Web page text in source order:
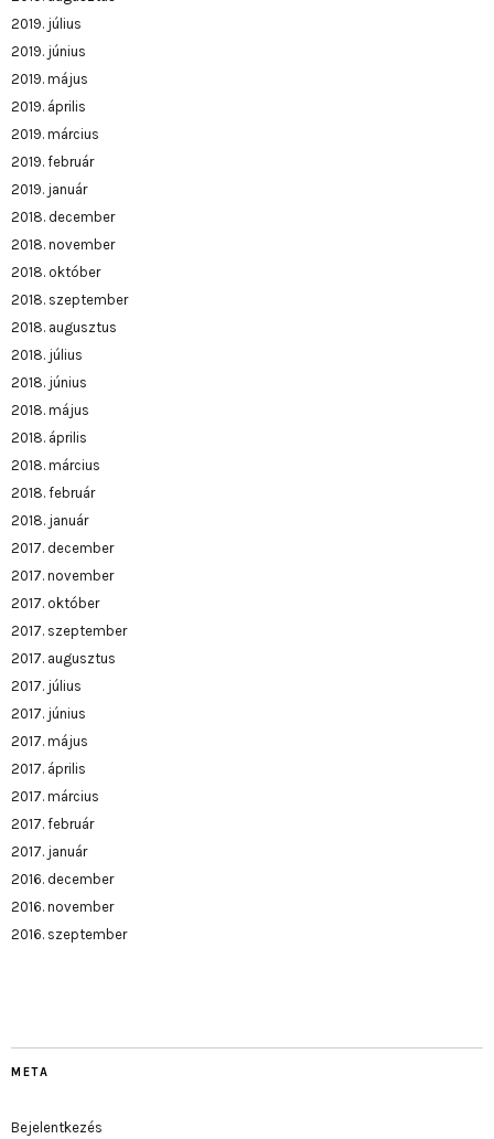
2019. július
2019. június
2019. május
2019. április
2019. március
2019. február
2019. január
2018. december
2018. november
2018. október
2018. szeptember
2018. augusztus
2018. július
2018. június
2018. május
2018. április
2018. március
2018. február
2018. január
2017. december
2017. november
2017. október
2017. szeptember
2017. augusztus
2017. július
2017. június
2017. május
2017. április
2017. március
2017. február
2017. január
2016. december
2016. november
2016. szeptember
META
Bejelentkezés